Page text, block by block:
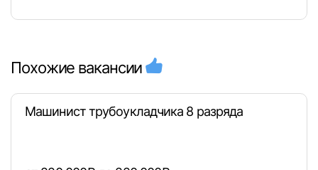
Похожие вакансии
Машинист трубоукладчика 8 разряда